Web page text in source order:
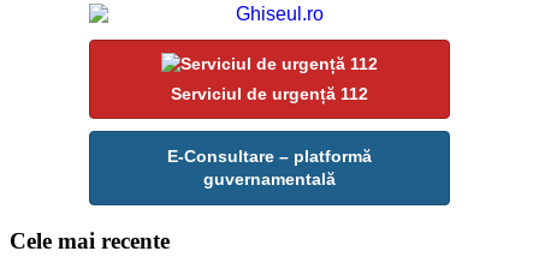
Serviciul de urgență 112
E-Consultare – platformă
guvernamentală
Cele mai recente